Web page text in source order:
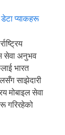
प्याकहरू
सेवा अनुभव
भारत
साझेदारी
मोबाइल सेवा
गरिरहेको